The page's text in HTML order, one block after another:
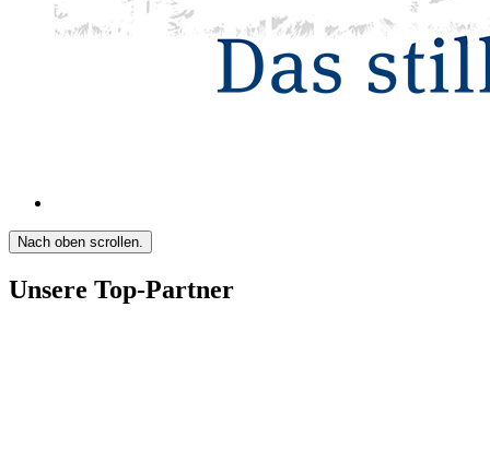
Nach oben scrollen.
Unsere Top-Partner